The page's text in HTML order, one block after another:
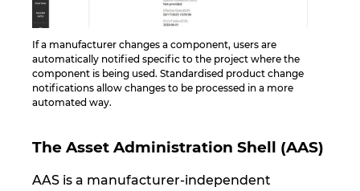
If a manufacturer changes a component, users are
automatically notified specific to the project where the
component is being used. Standardised product change
notifications allow changes to be processed in a more
automated way.
The Asset Administration Shell (AAS)
AAS is a manufacturer-independent